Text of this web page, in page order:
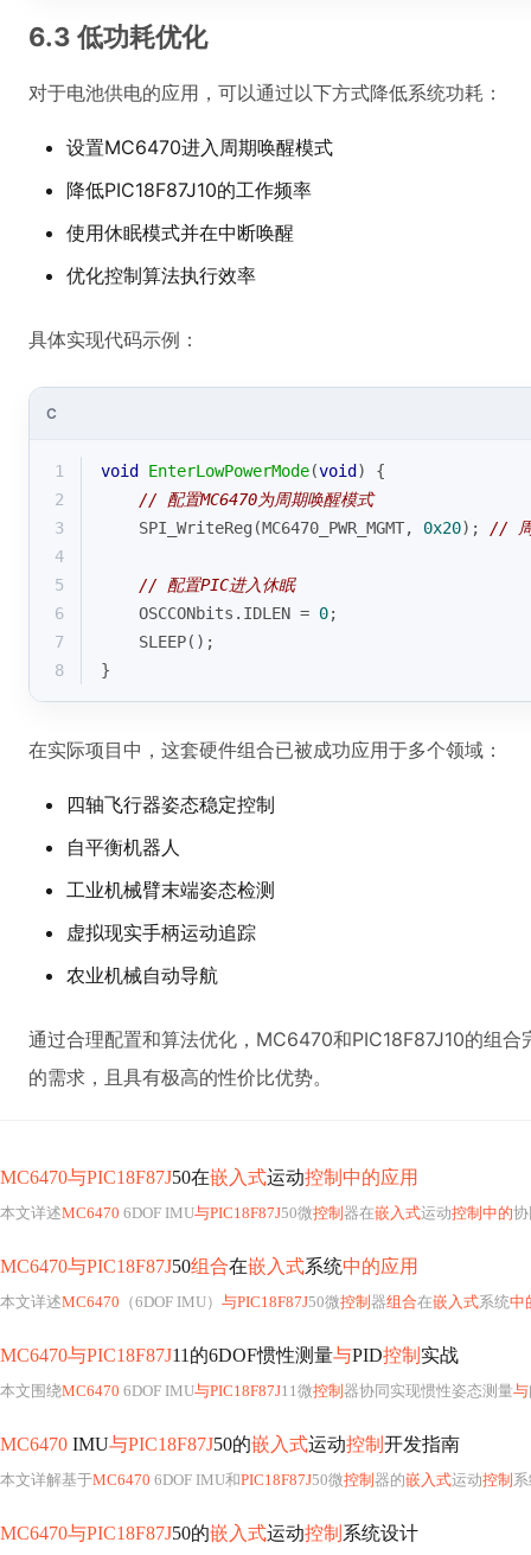
6.3 低功耗优化
对于电池供电的应用，可以通过以下方式降低系统功耗：
设置MC6470进入周期唤醒模式
降低PIC18F87J10的工作频率
使用休眠模式并在中断唤醒
优化控制算法执行效率
具体实现代码示例：
C
1 void EnterLowPowerMode(void )
{
2
// 配置MC6470为周期唤醒模式
3
    SPI_WriteReg(MC6470_PWR_MGMT,
0x20); // 周
4
5
// 配置PIC进入休眠
6
    OSCCONbits.IDLEN =
0;
7
    SLEEP();
8
}
在实际项目中，这套硬件组合已被成功应用于多个领域：
四轴飞行器姿态稳定控制
自平衡机器人
工业机械臂末端姿态检测
虚拟现实手柄运动追踪
农业机械自动导航
通过合理配置和算法优化，MC6470和PIC18F87J10的组
的需求，且具有极高的性价比优势。
MC6470与PIC18F87J50在嵌入式运动控制中的应用
本文详述MC6470 6DOF IMU与PIC18F87J50微控制 器在嵌入式运动控制中的
MC6470与PIC18F87J50组合在嵌入式系统中的应用
本文详述MC6470 （6DOF IMU） 与PIC18F87J50微控制 器组合在嵌入式系统中
MC6470与PIC18F87J11的6DOF惯性测量与PID控制 实战
本文围绕MC6470 6DOF IMU与PIC18F87J11微控制 器协同实现惯性姿态测量与
MC6470 IMU与PIC18F87J50的嵌入式运动控制 开发指南
本文详解基于MC6470 6DOF IMU和PIC18F87J50微控制 器的嵌入式运动控制
MC6470与PIC18F87J50的嵌入式运动控制 系统设计